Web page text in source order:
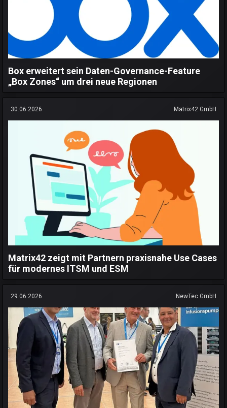
Box erweitert sein Daten-Governance-Feature
„Box Zones“ um drei neue Regionen
30.06.2026 Matrix42 GmbH
Matrix42 zeigt mit Partnern praxisnahe Use Cases
für modernes ITSM und ESM
29.06.2026 NewTec GmbH